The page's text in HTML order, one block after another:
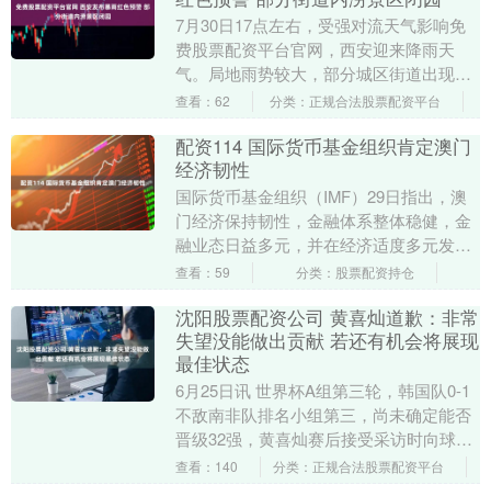
7月30日17点左右，受强对流天气影响免
费股票配资平台官网，西安迎来降雨天
气。局地雨势较大，部分城区街道出现内
涝。 西安市气象台30日17时35分升级发布
查看：62 分类：正规合法股票配资平台
配资114 国际货币基金组织肯定澳门
经济韧性
国际货币基金组织（IMF）29日指出，澳
门经济保持韧性，金融体系整体稳健，金
融业态日益多元，并在经济适度多元发展
方面取得稳步进展。 据介绍，IMF专家代
查看：59 分类：股票配资持仓
沈阳股票配资公司 黄喜灿道歉：非常
失望没能做出贡献 若还有机会将展现
最佳状态
6月25日讯 世界杯A组第三轮，韩国队0-1
不敌南非队排名小组第三，尚未确定能否
晋级32强，黄喜灿赛后接受采访时向球迷
道歉。 赛后接受记者采访时，黄喜灿表
查看：140 分类：正规合法股票配资平台